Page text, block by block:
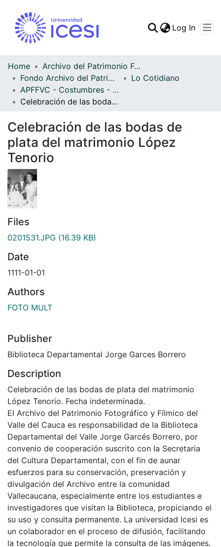
Statistics
Log In
Home
Archivo del Patrimonio Fotográfico y Fílmico del Valle del Cauca
Fondo Archivo del Patrimonio Fotográfico y Fílmico del Valle del Cauca
Lo Cotidiano
APFFVC - Costumbres - Patrimonial
Celebración de las bodas de plata del matrimonio López Tenorio
Celebración de las bodas de
plata del matrimonio López
Tenorio
Files
0201531.JPG (16.39 KB)
Date
1111-01-01
Authors
FOTO MULT
Publisher
Biblioteca Departamental Jorge Garces Borrero
Description
Celebración de las bodas de plata del matrimonio
López Tenorio. Fecha indeterminada.
El Archivo del Patrimonio Fotográfico y Fílmico del
Valle del Cauca es responsabilidad de la Biblioteca
Departamental del Valle Jorge Garcés Borrero, por
convenio de cooperación suscrito con la Secretaria
del Cultura Departamental, con el fin de aunar
esfuerzos para su conservación, preservación y
divulgación del Archivo entre la comunidad
Vallecaucana, especialmente entre los estudiantes e
investigadores que visitan la Biblioteca, propiciando el
su uso y consulta permanente. La universidad Icesi es
un colaborador en el proceso de difusión, facilitando
la tecnología que permite la consulta de las imágenes.